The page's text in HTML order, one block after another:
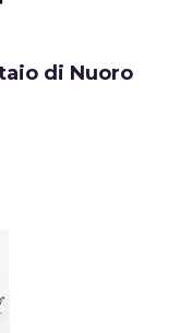
di Nuoro